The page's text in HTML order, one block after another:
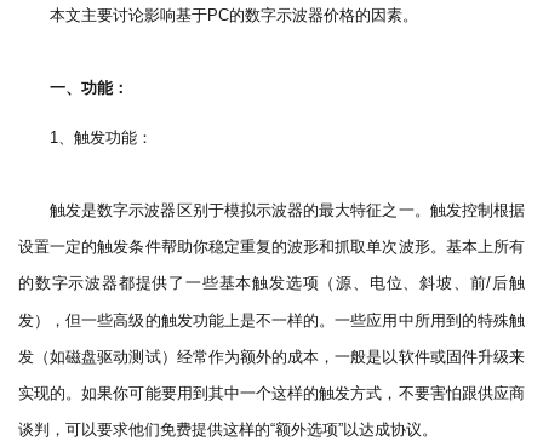
本文主要讨论影响基于PC的数字示波器价格的因素。
一、功能：
1 、触发功能：
触发是数字示波器区别于模拟示波器的最大特征之一。触发控制根据
设置一定的触发条件帮助你稳定重复的波形和抓取单次波形。基本上所有
的数字示波器都提供了一些基本触发选项（源、电位、斜坡、前/ 后触
发），但一些高级的触发功能上是不一样的。一些应用中所用到的特殊触
发（如磁盘驱动测试）经常作为额外的成本，一般是以软件或固件升级来
实现的。如果你可能要用到其中一个这样的触发方式，不要害怕跟供应商
谈判，可以要求他们免费提供这样的“额外选项”以达成协议。